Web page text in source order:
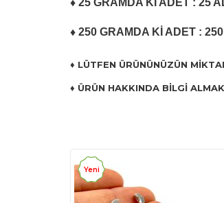
♦ 25 GRAMDA Kİ ADET : 25
♦ 250 GRAMDA Kİ ADET :
♦ LÜTFEN ÜRÜNÜNÜZÜN
♦ ÜRÜN HAKKINDA BİLGİ
Yeni